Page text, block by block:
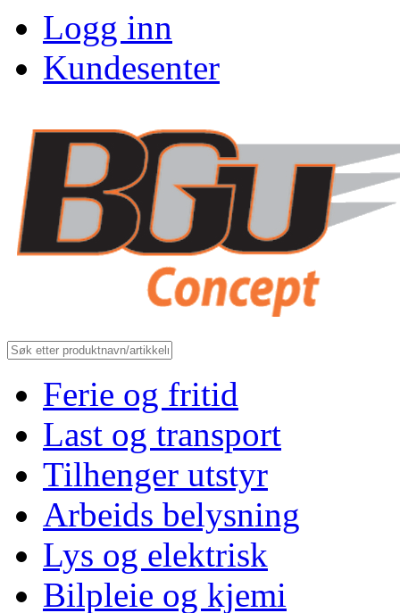
Logg inn
Kundesenter
Ferie og fritid
Last og transport
Tilhenger utstyr
Arbeids belysning
Lys og elektrisk
Bilpleie og kjemi